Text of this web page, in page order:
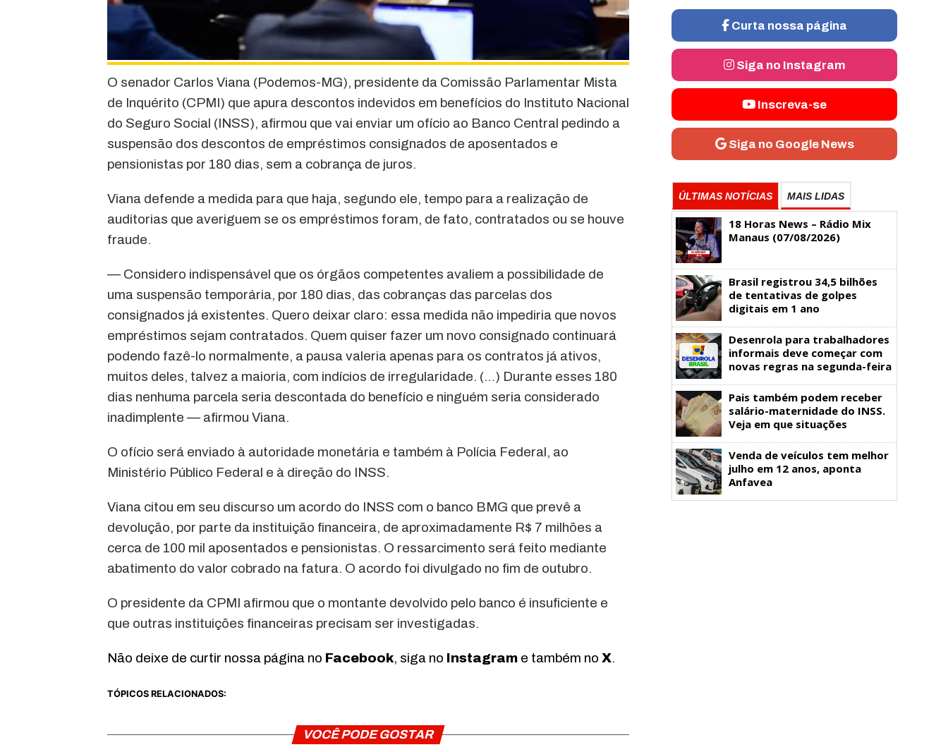
O senador Carlos Viana (Podemos-MG), presidente da Comissão Parlamentar Mista
de Inquérito (CPMI) que apura descontos indevidos em benefícios do Instituto Nacional
do Seguro Social (INSS), afirmou que vai enviar um ofício ao Banco Central pedindo a
suspensão dos descontos de empréstimos consignados de aposentados e
pensionistas por 180 dias, sem a cobrança de juros.
Viana defende a medida para que haja, segundo ele, tempo para a realização de
auditorias que averiguem se os empréstimos foram, de fato, contratados ou se houve
fraude.
— Considero indispensável que os órgãos competentes avaliem a possibilidade de
uma suspensão temporária, por 180 dias, das cobranças das parcelas dos
consignados já existentes. Quero deixar claro: essa medida não impediria que novos
empréstimos sejam contratados. Quem quiser fazer um novo consignado continuará
podendo fazê-lo normalmente, a pausa valeria apenas para os contratos já ativos,
muitos deles, talvez a maioria, com indícios de irregularidade. (…) Durante esses 180
dias nenhuma parcela seria descontada do benefício e ninguém seria considerado
inadimplente — afirmou Viana.
O ofício será enviado à autoridade monetária e também à Polícia Federal, ao
Ministério Público Federal e à direção do INSS.
Viana citou em seu discurso um acordo do INSS com o banco BMG que prevê a
devolução, por parte da instituição financeira, de aproximadamente R$ 7 milhões a
cerca de 100 mil aposentados e pensionistas. O ressarcimento será feito mediante
abatimento do valor cobrado na fatura. O acordo foi divulgado no fim de outubro.
O presidente da CPMI afirmou que o montante devolvido pelo banco é insuficiente e
que outras instituições financeiras precisam ser investigadas.
Não deixe de curtir nossa página no Facebook, siga no Instagram e também no X.
TÓPICOS RELACIONADOS:
VOCÊ PODE GOSTAR
Curta nossa página
Siga no Instagram
Inscreva-se
Siga no Google News
ÚLTIMAS NOTÍCIAS MAIS LIDAS
18 Horas News​​​​​​​​​​​​ – Rádio Mix
Manaus (07/08/2026)
Brasil registrou 34,5 bilhões
de tentativas de golpes
digitais em 1 ano
Desenrola para trabalhadores
informais deve começar com
novas regras na segunda-feira
Pais também podem receber
salário-maternidade do INSS.
Veja em que situações
Venda de veículos tem melhor
julho em 12 anos, aponta
Anfavea